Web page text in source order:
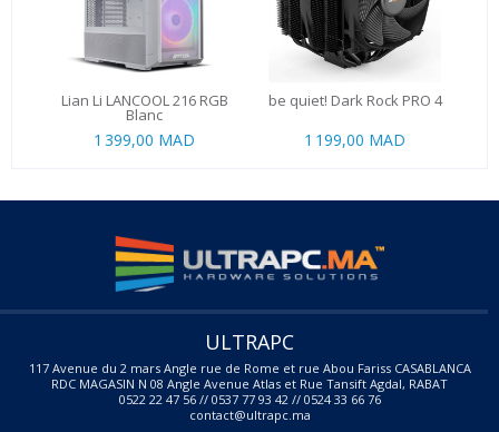
Lian Li LANCOOL 216 RGB
Blanc
1 399,00 MAD
be quiet! Dark Rock PRO 4
1 199,00 MAD
ULTRAPC
117 Avenue du 2 mars Angle rue de Rome et rue Abou Fariss CASABLANCA
RDC MAGASIN N 08 Angle Avenue Atlas et Rue Tansift Agdal, RABAT
0522 22 47 56 // 0537 77 93 42 // 0524 33 66 76
contact@ultrapc.ma